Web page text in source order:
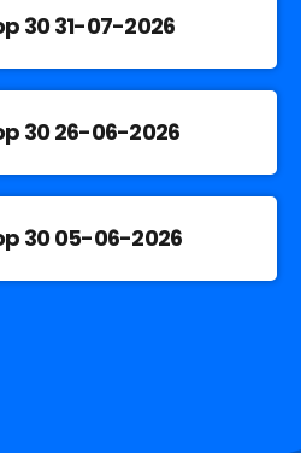
30 31-07-2026
30 26-06-2026
30 05-06-2026